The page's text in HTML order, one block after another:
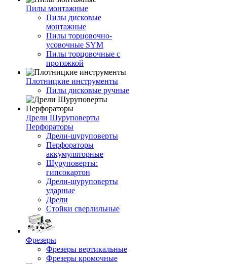
Пилы монтажные
Пилы дисковые
монтажные
Пилы торцовочно-
усовочные SYM
Пилы торцовочные с
протяжкой
Плотницкие инструменты
Пилы дисковые ручные
Дрели Шуруповерты
Перфораторы
Дрели-шуруповерты
Перфораторы
аккумуляторные
Шуруповерты:
гипсокартон
Дрели-шуруповерты
ударные
Дрели
Стойки сверлильные
Фрезеры
Фрезеры вертикальные
Фрезеры кромочные